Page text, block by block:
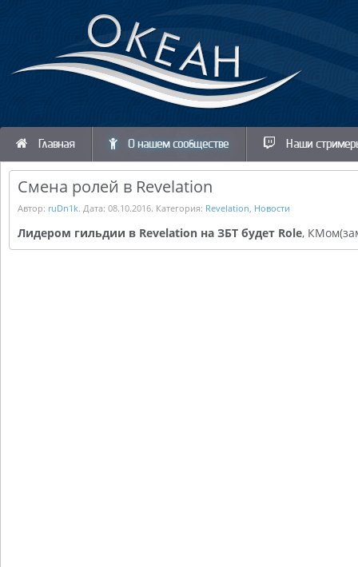
Главная О нашем сообществе Наши
Смена ролей в Revelation
Автор: ruDn1k. Дата: 08.10.2016. Категория: Revelation, Новости
Лидером гильдии в Revelation на ЗБТ будет Role,